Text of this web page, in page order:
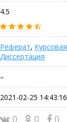
4.5
Реферат, Курсовая
Диссертация
–
2021-02-25 14:43:16
0 0 0